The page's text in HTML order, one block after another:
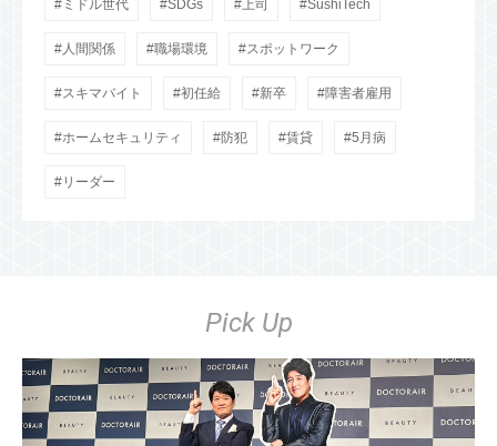
ミドル世代 SDGs 上司 SushiTech
人間関係 職場環境 スポットワーク
スキマバイト 初任給 新卒 障害者雇用
ホームセキュリティ 防犯 賃貸 5月病
リーダー
Pick Up